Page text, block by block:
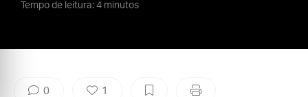
Tempo de leitura: 4 minutos
0 1